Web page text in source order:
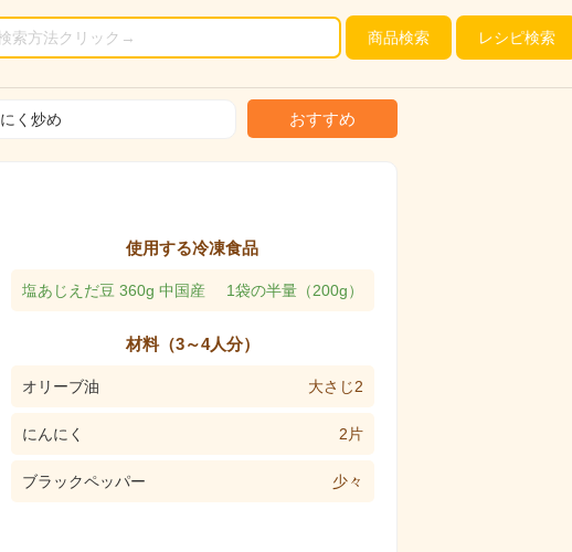
商品検索 レシピ検索
く炒め おすすめ
使用する冷凍食品
塩あじえだ豆 360g 中国産 1袋の半量（200g）
材料（3～4人分）
オリーブ油 大さじ2
にんにく 2片
ブラックペッパー 少々